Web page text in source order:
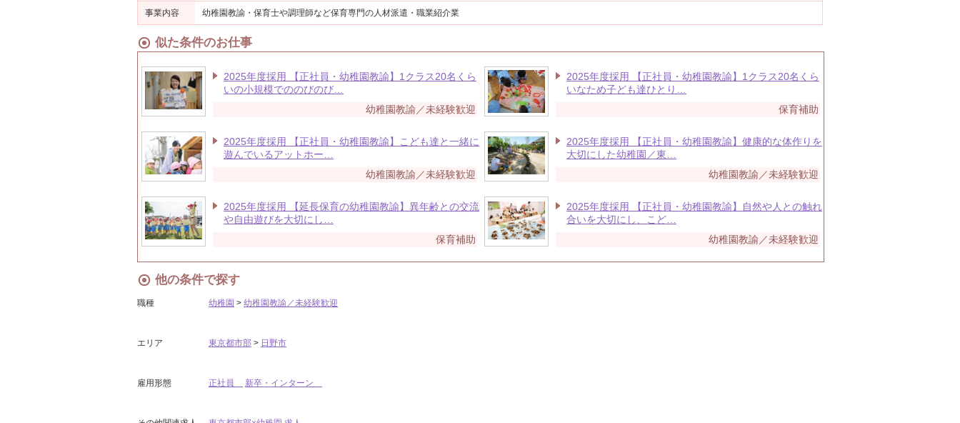
事業内容 幼稚園教諭・保育士や調理師など保育専門の人材派遣・職業紹介業
似た条件のお仕事
2025年度採用 【正社員・幼稚園教諭】1クラス20名くら
いの小規模でののびのび…
幼稚園教諭／未経験歓迎
2025年度採用 【正社員・幼稚園教諭】1クラス20名くら
いなため子ども達ひとり…
保育補助
2025年度採用 【正社員・幼稚園教諭】こども達と一緒に
遊んでいるアットホー…
幼稚園教諭／未経験歓迎
2025年度採用 【正社員・幼稚園教諭】健康的な体作りを
大切にした幼稚園／東…
幼稚園教諭／未経験歓迎
2025年度採用 【延長保育の幼稚園教諭】異年齢との交流
や自由遊びを大切にし…
保育補助
2025年度採用 【正社員・幼稚園教諭】自然や人との触れ
合いを大切にし、こど…
幼稚園教諭／未経験歓迎
他の条件で探す
職種 幼稚園 > 幼稚園教諭／未経験歓迎
エリア 東京都市部 > 日野市
雇用形態 正社員 新卒・インターン